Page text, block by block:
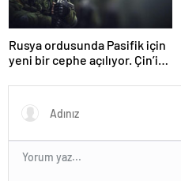
Rusya ordusunda Pasifik için
yeni bir cephe açılıyor. Çin’in